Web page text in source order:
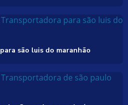
são luis do maranhão